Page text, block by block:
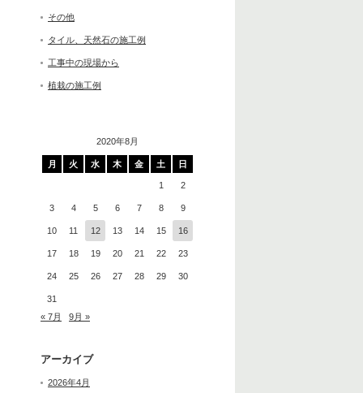
その他
タイル、天然石の施工例
工事中の現場から
植栽の施工例
2020年8月
月 火 水 木 金 土 日
1 2
3 4 5 6 7 8 9
10 11 12 13 14 15 16
17 18 19 20 21 22 23
24 25 26 27 28 29 30
31
« 7月
9月 »
アーカイブ
2026年4月